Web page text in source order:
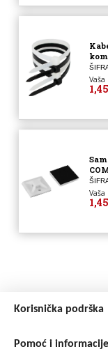
kom
Korisnička podrška
Pomoć i informacije